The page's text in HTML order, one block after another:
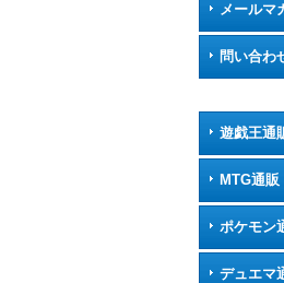
メールマ
問い合わ
遊戯王通
MTG通販
ポケモン
デュエマ